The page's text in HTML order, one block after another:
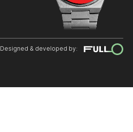
Designed & developed by: